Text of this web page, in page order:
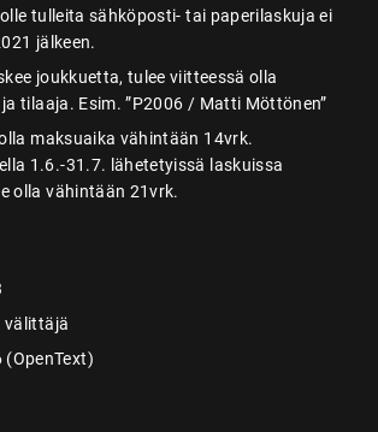
tulleita sähköposti- tai paperilaskuja ei
jälkeen.
joukkuetta, tulee viitteessä olla
tilaaja. Esim. ”P2006 / Matti Möttönen”
maksuaika vähintään 14vrk.
1.6.-31.7. lähetetyissä laskuissa
olla vähintään 21vrk.
välittäjä